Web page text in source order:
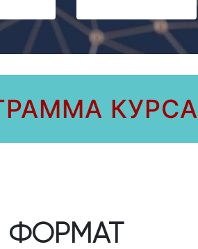
КУРСА
ФОРМАТ